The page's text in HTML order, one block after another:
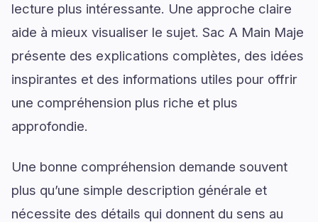
lecture plus intéressante. Une approche claire
aide à mieux visualiser le sujet. Sac A Main Maje
présente des explications complètes, des idées
inspirantes et des informations utiles pour offrir
une compréhension plus riche et plus
approfondie.
Une bonne compréhension demande souvent
plus qu’une simple description générale et
nécessite des détails qui donnent du sens au